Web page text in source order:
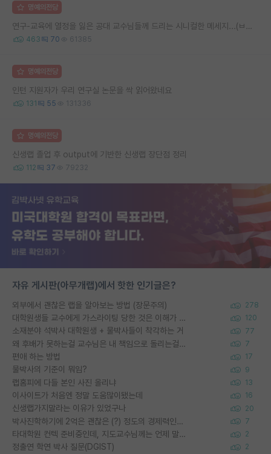
명예의전당
연구-교육에 열정을 잃은 공대 교수님들께 드리는 시니컬한 메세지...(ㅂㄷㅂㄷ)
463 70 61385
명예의전당
인턴 지원자가 우리 연구실 논문을 싹 읽어왔네요
131 55 131336
명예의전당
신생랩 졸업 후 output에 기반한 신생랩 장단점 정리
112 37 79232
자유 게시판(아무개랩)에서 핫한 인기글은?
외부에서 괜찮은 랩을 알아보는 방법 (장문주의) 278
대학원생들 교수에게 가스라이팅 당한 것은 이해가 갑니다. 안타깝네요. 120
소재분야 석박사 대학원생 + 물박사들이 착각하는 거 77
왜 후배가 못하는걸 교수님은 내 책임으로 돌리는걸까요? 7
편애 하는 방법 17
물박사의 기준이 뭐임? 9
랩홈피에 다들 본인 사진 올리냐 13
이사이트가 처음엔 정말 도움많이됐는데 16
신생랩가지말라는 이유가 있었구나 20
박사진학하기에 2억은 괜찮은 (?) 정도의 경제력인가요 7
타대학원 컨텍 준비중인데, 지도교수님께는 언제 말씀드려야 할까요? 2
정출연 학연 박사 질문(DGIST) 2